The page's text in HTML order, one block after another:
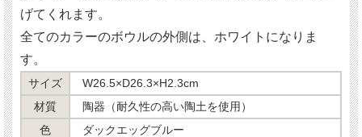
げてくれます。
全てのカラーのボウルの外側は、ホワイトになりま
す。
サイズ
W26.5×D26.3×H2.3cm
材質
陶器（耐久性の高い陶土を使用）
色
ダックエッグブルー